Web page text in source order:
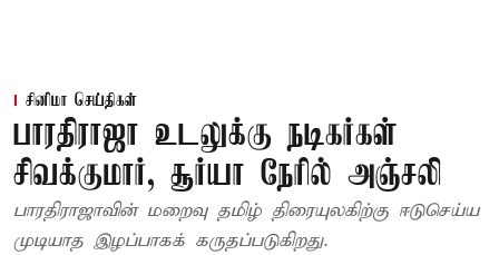
சினிமா செய்திகள்
பாரதிராஜா உடலுக்கு நடிகர்கள்
சிவக்குமார், சூர்யா நேரில் அஞ்சலி
பாரதிராஜாவின் மறைவு தமிழ் திரையுலகிற்கு ஈடுசெய்ய
முடியாத இழப்பாகக் கருதப்படுகிறது.